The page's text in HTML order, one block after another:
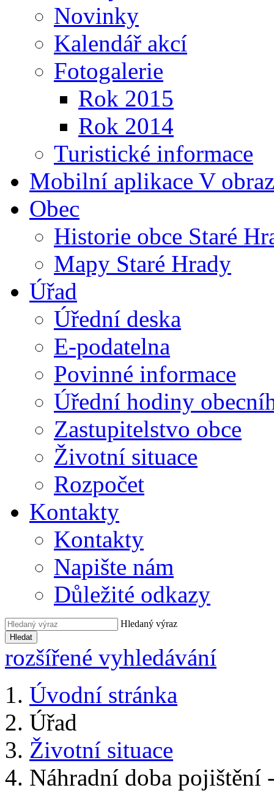
Novinky
Kalendář akcí
Fotogalerie
Rok 2015
Rok 2014
Turistické informace
Mobilní aplikace V
Obec
Historie obce Staré
Mapy Staré Hrady
Úřad
Úřední deska
E-podatelna
Povinné informace
Úřední hodiny
Zastupitelstvo obce
Životní situace
Rozpočet
Kontakty
Kontakty
Napište nám
Důležité odkazy
Hledaný výraz
Hledat
rozšířené vyhledávání
Úvodní stránka
Úřad
Životní situace
Náhradní doba